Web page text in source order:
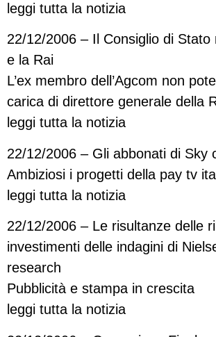
leggi tutta la notizia
22/12/2006 – Il Consiglio di Stato
e la Rai
L’ex membro dell’Agcom non
carica di direttore generale della
leggi tutta la notizia
22/12/2006 – Gli abbonati di Sky
Ambiziosi i progetti della pay tv
leggi tutta la notizia
22/12/2006 – Le risultanze delle
investimenti delle indagini di
research
Pubblicità e stampa in crescita
leggi tutta la notizia